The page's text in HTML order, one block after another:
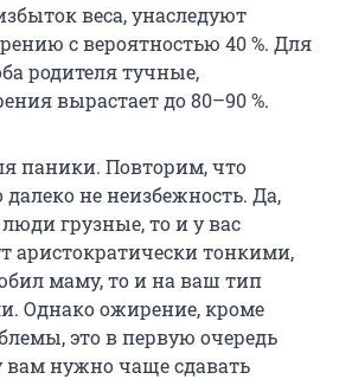
веса, унаследуют
с вероятностью 40 %. Для
родителя тучные,
вырастает до 80–90 %.
паники. Повторим, что
далеко не неизбежность. Да,
грузные, то и у вас
аристократически тонкими,
маму, то и на ваш тип
Однако ожирение, кроме
это в первую очередь
вам нужно чаще сдавать